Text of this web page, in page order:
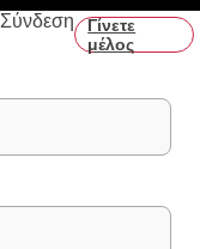
Σύνδεση
Γίνετε
μέλος